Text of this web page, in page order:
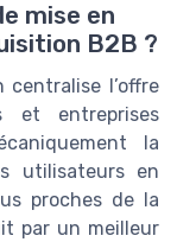
mise en
B2B ?
l’offre
et entreprises
la
utilisateurs en
proches de la
par un meilleur